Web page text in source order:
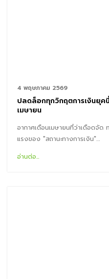
4 พฤษภาคม 2569
ปลดล็อกทุกวิกฤตการเงินยุค
เมษายน
อากาศเดือนเมษายนที่ว่าเดือดจัด
แรงของ "สถานะทางการเงิน"…
อ่านต่อ...